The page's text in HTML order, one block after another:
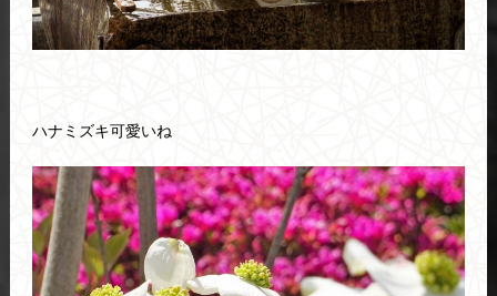
ハナミズキ可愛いね